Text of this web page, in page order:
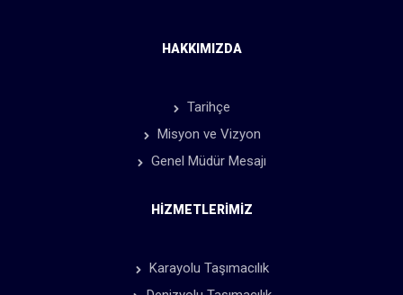
HAKKIMIZDA
Tarihçe
Misyon ve Vizyon
Genel Müdür Mesajı
HIZMETLERIMIZ
Karayolu Taşımacılık